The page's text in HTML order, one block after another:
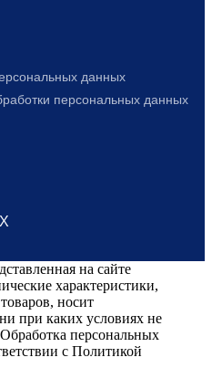
данных
персональных данных
на сайте
характеристики,
носит
при каких условиях не
персональных
с Политикой